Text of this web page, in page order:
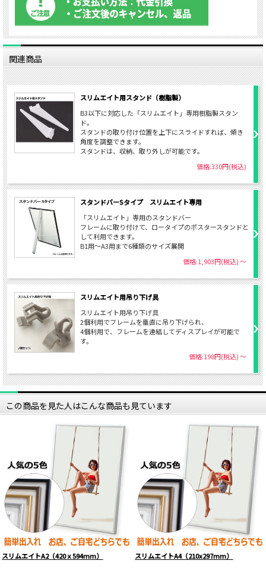
関連商品
スリムエイト用スタンド（樹脂製）
B3以下に対応した「スリムエイト」専用樹脂製スタン
ド。
スタンドの取り付け位置を上下にスライドすれば、傾き
角度を調整できます。
スタンドは、収納、取り外しが可能です。
価格:330円(税込)
スタンドバーSタイプ スリムエイト専用
「スリムエイト」専用のスタンドバー
フレームに取り付けて、ロータイプのポスタースタンドと
して利用できます。
B1用～A3用まで6種類のサイズ展開
価格:1,903円(税込)～
スリムエイト用吊り下げ具
スリムエイト用吊り下げ具
2個利用でフレームを垂直に吊り下げられ、
4個利用で、フレームを連結してディスプレイが可能で
す。
価格:198円(税込)～
この商品を見た人はこんな商品も見ています
スリムエイトA2（420ｘ594mm）
スリムエイトA4（210x297mm）